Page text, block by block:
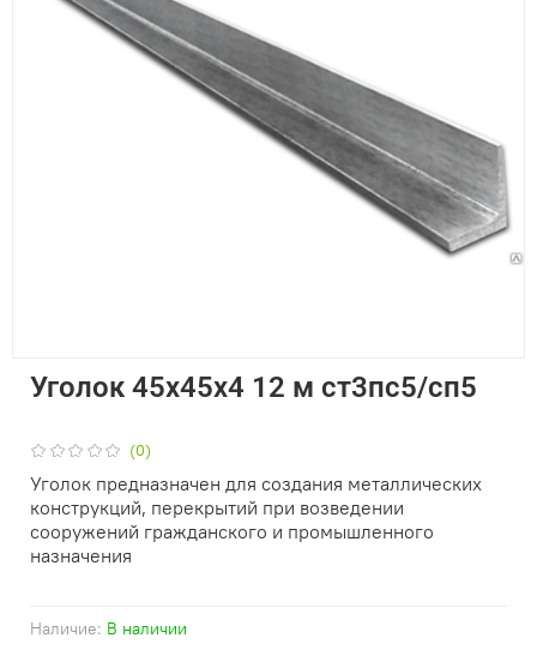
(0)
Наличие: В наличии
Уголок 45х45х4 12 м ст3пс5/сп5
Уголок предназначен для создания металлических
конструкций, перекрытий при возведении
сооружений гражданского и промышленного
назначения